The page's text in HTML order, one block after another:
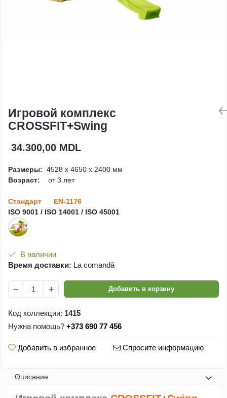
Ограждения
детских садов
Павильоны для детских
Игровой комплекс
CROSSFIT+Swing
34.300,00 MDL
Размеры: 4528 x 4650 x 2400 мм
Возраст:
от 3 лет
Стандарт EN-1176
ISO 9001 / ISO 14001 / ISO 45001
В наличии
Время доставки: La comandă
Добавить в корзину
Код коллекции: 1415
Нужна помощь? +373 690 77 456
Добавить в избранное Спросите информацию
Oписание